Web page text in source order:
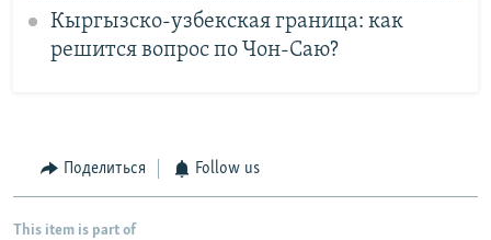
Кыргызско-узбекская граница: как
решится вопрос по Чон-Саю?
Поделиться Follow us
This item is part of